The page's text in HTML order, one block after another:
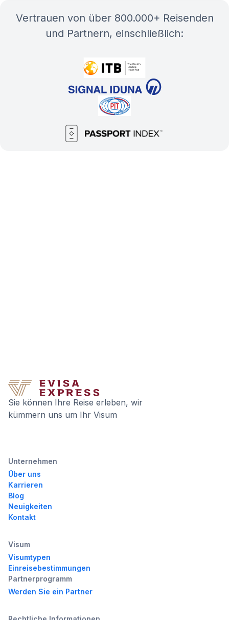
Vertrauen von über 800.000+ Reisenden
und Partnern, einschließlich:
Sie können Ihre Reise erleben, wir
kümmern uns um Ihr Visum
Unternehmen
Über uns
Karrieren
Blog
Neuigkeiten
Kontakt
Visum
Visumtypen
Einreisebestimmungen
Partnerprogramm
Werden Sie ein Partner